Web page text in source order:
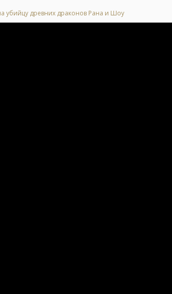
убийцу древних драконов Рана и Шоу